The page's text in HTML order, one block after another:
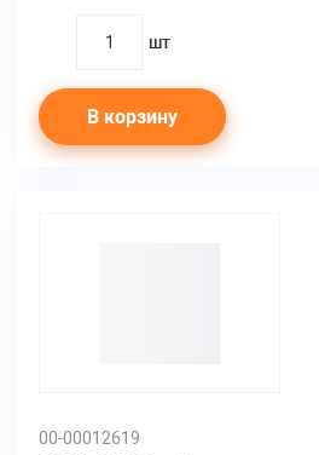
quantity
шт
В корзину
00-00012619